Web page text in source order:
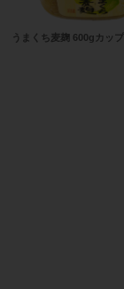
うまくち麦麹 600gカップ